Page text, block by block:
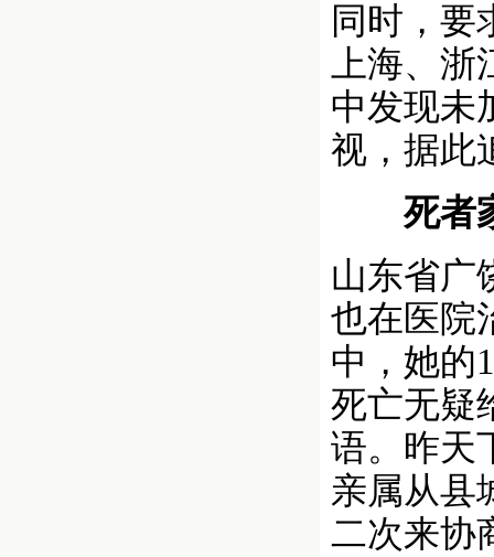
同时，要
上海、
中发现未
视，据此
死者家
山东省广
也在医院
中，她的
死亡无疑
语。昨天
亲属从县
二次来协